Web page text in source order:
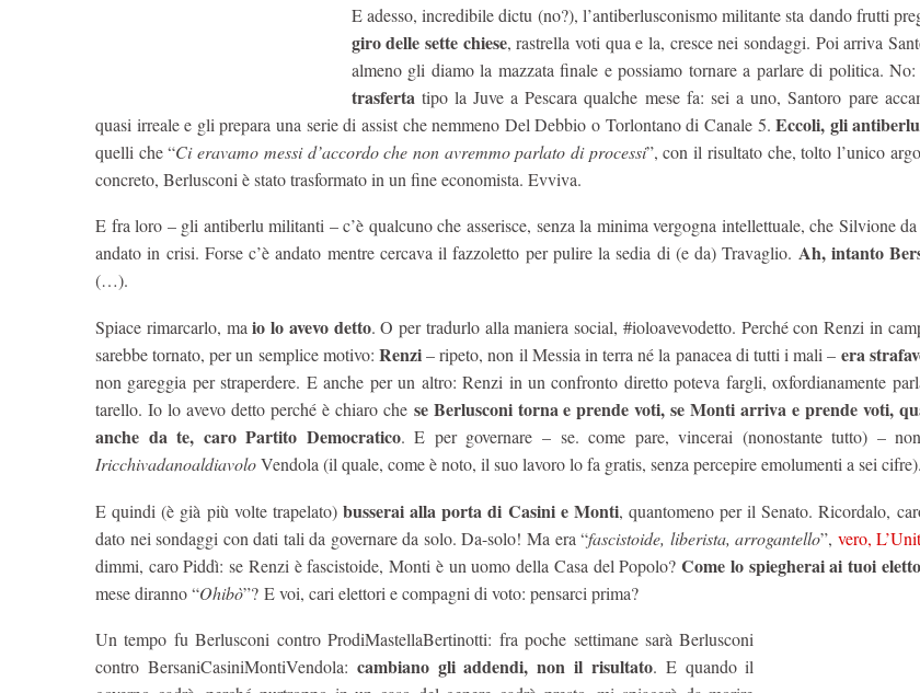
E adesso, incredibile dictu (no?), l’antiberlusconismo militante sta dando frutti
giro delle sette chiese, rastrella voti qua e la, cresce nei sondaggi. Poi arriva
almeno gli diamo la mazzata finale e possiamo tornare a parlare di politica. No:
trasferta tipo la Juve a Pescara qualche mese fa: sei a uno, Santoro pare
quasi irreale e gli prepara una serie di assist che nemmeno Del Debbio o Torlontano di Canale 5.Eccoli, gli
quelli che “Ci eravamo messi d’accordo che non avremmo parlato di processi”, con il risultato che, tolto l’unico
concreto, Berlusconi è stato trasformato in un fine economista. Evviva.
E fra loro – gli antiberlu militanti – c’è qualcuno che asserisce, senza la minima vergogna intellettuale, che Silvione
andato in crisi. Forse c’è andato mentre cercava il fazzoletto per pulire la sedia di (e da) Travaglio. Ah, intanto
(…).
Spiace rimarcarlo, maio lo avevo detto. O per tradurlo alla maniera social, #ioloavevodetto. Perché con Renzi in
sarebbe tornato, per un semplice motivo: Renzi– ripeto, non il Messia in terra né la panacea di tutti i mali – era
non gareggia per straperdere. E anche per un altro: Renzi in un confronto diretto poteva fargli, oxfordianamente
tarello. Io lo avevo detto perché è chiaro che se Berlusconi torna e prende voti, se Monti arriva e prende voti,
anche da te, caro Partito Democratico. E per governare – se. come pare, vincerai (nonostante tutto) –
IricchivadanoaldiavoloVendola (il quale, come è noto, il suo lavoro lo fa gratis, senza percepire emolumenti a sei cifre).
E quindi (è già più volte trapelato) busserai alla porta di Casini e Monti, quantomeno per il Senato. Ricordalo,
dato nei sondaggi con dati tali da governare da solo. Da-solo! Ma era “fascistoide, liberista, arrogantello”, vero,
dimmi, caro Piddì: se Renzi è fascistoide, Monti è un uomo della Casa del Popolo?Come lo spiegherai ai tuoi
mese diranno “Ohibò”? E voi, cari elettori e compagni di voto: pensarci prima?
Un tempo fu Berlusconi contro ProdiMastellaBertinotti: fra poche settimane sarà Berlusconi
contro BersaniCasiniMontiVendola: cambiano gli addendi, non il risultato. E quando il